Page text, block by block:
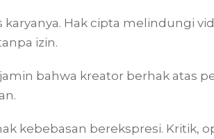
Hak cipta melindungi
izin.
bahwa kreator berhak atas
kebebasan berekspresi. Kritik,